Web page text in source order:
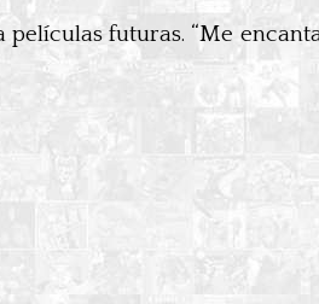
futuras. “Me